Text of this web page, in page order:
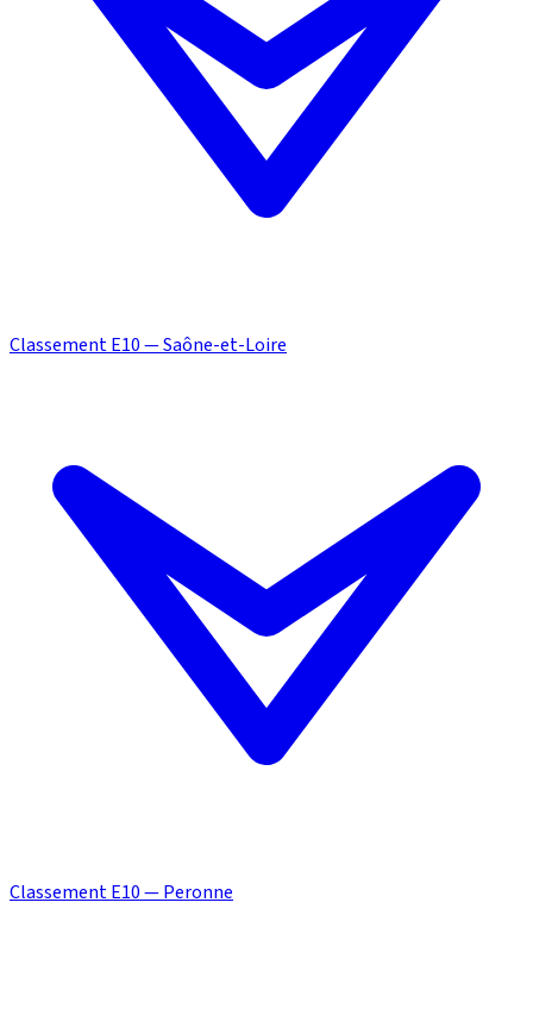
Classement E10 — Saône-et-Loire
Classement E10 — Peronne